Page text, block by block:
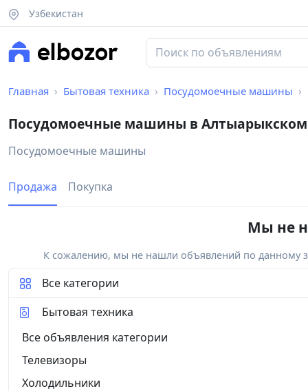
Узбекистан
Главная Бытовая техника Посудомоечные машины
Посудомоечные машины в
Посудомоечные машины
Продажа Покупка
Мы не
К сожалению, мы не нашли объявлений по данному
Все категории
Бытовая техника
Все объявления категории
Телевизоры
Холодильники